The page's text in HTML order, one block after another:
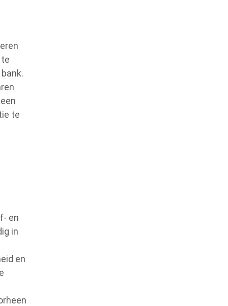
te
en
in
en